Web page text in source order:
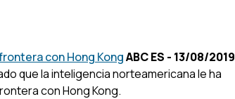
con Hong KongABC ES - 13/08/2019
que la inteligencia norteamericana le ha
con Hong Kong.